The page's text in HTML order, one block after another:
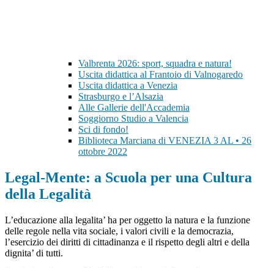
Valbrenta 2026: sport, squadra e natura!
Uscita didattica al Frantoio di Valnogaredo
Uscita didattica a Venezia
Strasburgo e l’Alsazia
Alle Gallerie dell'Accademia
Soggiorno Studio a Valencia
Sci di fondo!
Biblioteca Marciana di VENEZIA 3 AL • 26
ottobre 2022
Legal-Mente: a Scuola per una Cultura
della Legalità
L’educazione alla legalita’ ha per oggetto la natura e la funzione
delle regole nella vita sociale, i valori civili e la democrazia,
l’esercizio dei diritti di cittadinanza e il rispetto degli altri e della
dignita’ di tutti.